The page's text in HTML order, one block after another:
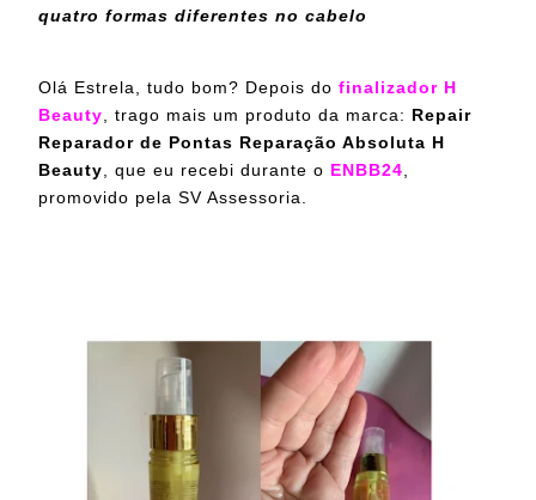
quatro formas diferentes no cabelo
Olá Estrela, tudo bom? Depois do finalizador H
Beauty, trago mais um produto da marca: Repair
Reparador de Pontas Reparação Absoluta H
Beauty, que eu recebi durante o ENBB24,
promovido pela SV Assessoria.